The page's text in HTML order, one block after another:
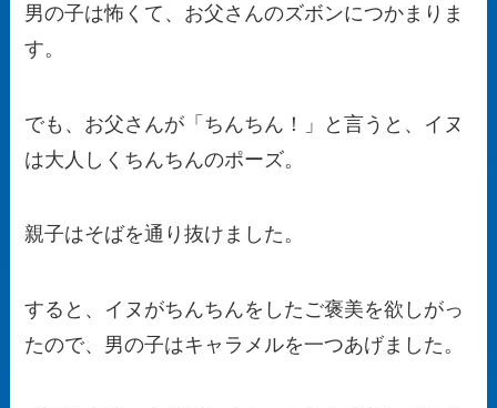
男の子は怖くて、お父さんのズボンにつかまりま
す。
でも、お父さんが「ちんちん！」と言うと、イヌ
は大人しくちんちんのポーズ。
親子はそばを通り抜けました。
すると、イヌがちんちんをしたご褒美を欲しがっ
たので、男の子はキャラメルを一つあげました。